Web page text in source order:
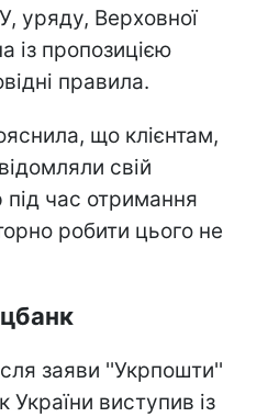
уряду, Верховної
із пропозицією
правила.
що клієнтам,
свій
час отримання
робити цього не
заяви ''Укрпошти''
України виступив із